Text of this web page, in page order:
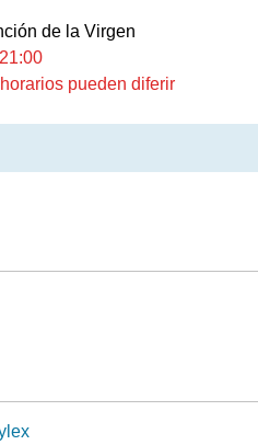
de la Virgen
pueden diferir